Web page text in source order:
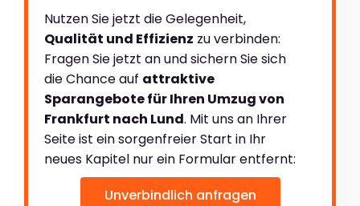
Nutzen Sie jetzt die Gelegenheit,
Qualität und Effizienz zu verbinden:
Fragen Sie jetzt an und sichern Sie sich
die Chance auf attraktive
Sparangebote für Ihren Umzug von
Frankfurt nach Lund. Mit uns an Ihrer
Seite ist ein sorgenfreier Start in Ihr
neues Kapitel nur ein Formular entfernt:
Unverbindlich anfragen